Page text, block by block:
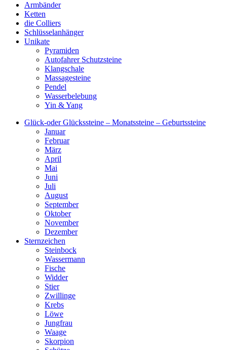
Armbänder
Ketten
die Colliers
Schlüsselanhänger
Unikate
Pyramiden
Autofahrer Schutzsteine
Klangschale
Massagesteine
Pendel
Wasserbelebung
Yin & Yang
Glück-oder Glückssteine – Monatssteine – Geburtssteine
Januar
Februar
März
April
Mai
Juni
Juli
August
September
Oktober
November
Dezember
Sternzeichen
Steinbock
Wassermann
Fische
Widder
Stier
Zwillinge
Krebs
Löwe
Jungfrau
Waage
Skorpion